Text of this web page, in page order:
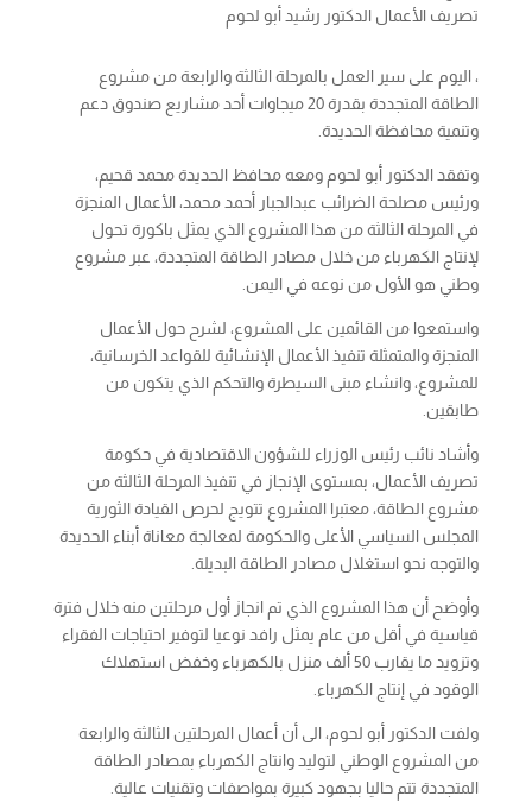
تصريف الأعمال الدكتور رشيد أبو لحوم
، اليوم على سير العمل بالمرحلة الثالثة والرابعة من مشروع
الطاقة المتجددة بقدرة 20 ميجاوات أحد مشاريع صندوق دعم
وتنمية محافظة الحديدة.
وتفقد الدكتور أبو لحوم ومعه محافظ الحديدة محمد قحيم،
ورئيس مصلحة الضرائب عبدالجبار أحمد محمد، الأعمال المنجزة
في المرحلة الثالثة من هذا المشروع الذي يمثل باكورة تحول
لإنتاج الكهرباء من خلال مصادر الطاقة المتجددة، عبر مشروع
وطني هو الأول من نوعه في اليمن.
واستمعوا من القائمين على المشروع، لشرح حول الأعمال
المنجزة والمتمثلة تنفيذ الأعمال الإنشائية للقواعد الخرسانية،
للمشروع، وانشاء مبنى السيطرة والتحكم الذي يتكون من
طابقين.
وأشاد نائب رئيس الوزراء للشؤون الاقتصادية في حكومة
تصريف الأعمال، بمستوى الإنجاز في تنفيذ المرحلة الثالثة من
مشروع الطاقة، معتبرا المشروع تتويج لحرص القيادة الثورية
المجلس السياسي الأعلى والحكومة لمعالجة معاناة أبناء الحديدة
والتوجه نحو استغلال مصادر الطاقة البديلة.
وأوضح أن هذا المشروع الذي تم انجاز أول مرحلتين منه خلال فترة
قياسية في أقل من عام يمثل رافد نوعيا لتوفير احتياجات الفقراء
وتزويد ما يقارب 50 ألف منزل بالكهرباء وخفض استهلاك
الوقود في إنتاج الكهرباء.
ولفت الدكتور أبو لحوم، الى أن أعمال المرحلتين الثالثة والرابعة
من المشروع الوطني لتوليد وانتاج الكهرباء بمصادر الطاقة
المتجددة تتم حاليا بجهود كبيرة بمواصفات وتقنيات عالية.